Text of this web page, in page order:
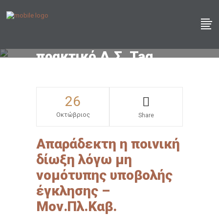
πρακτικό Δ.Σ. Tag
26
Οκτώβριος Share
Απαράδεκτη η ποινική
δίωξη λόγω μη
νομότυπης υποβολής
έγκλησης –
Μον.Πλ.Καβ.